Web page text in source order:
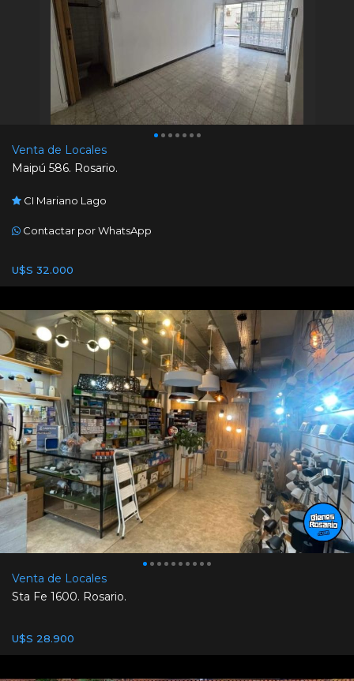
Venta de Locales
Maipú 586. Rosario.
CI Mariano Lago
Contactar por WhatsApp
U$S 32.000
Venta de Locales
Sta Fe 1600. Rosario.
U$S 28.900